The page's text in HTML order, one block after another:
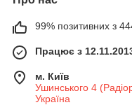
99% позитивних з 444
Працює з
м. Київ
Ушинського 4
Україна